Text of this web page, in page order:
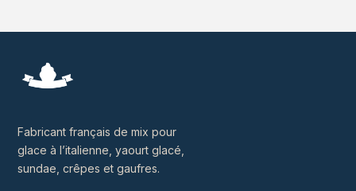
Fabricant français de mix pour
glace à l’italienne, yaourt glacé,
sundae, crêpes et gaufres.